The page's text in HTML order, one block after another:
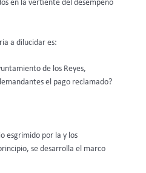
en la vertiente del desempeño
a dilucidar es:
de los Reyes,
el pago reclamado?
esgrimido por la y los
se desarrolla el marco